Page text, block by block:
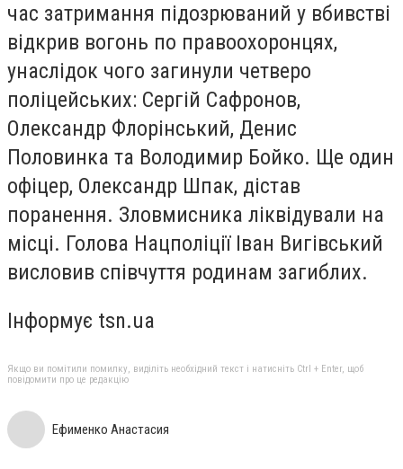
час затримання підозрюваний у вбивстві
відкрив вогонь по правоохоронцях,
унаслідок чого загинули четверо
поліцейських: Сергій Сафронов,
Олександр Флорінський, Денис
Половинка та Володимир Бойко. Ще один
офіцер, Олександр Шпак, дістав
поранення. Зловмисника ліквідували на
місці. Голова Нацполіції Іван Вигівський
висловив співчуття родинам загиблих.
Інформує tsn.ua
Якщо ви помітили помилку, виділіть необхідний текст і натисніть Ctrl + Enter, щоб
повідомити про це редакцію
Ефименко Анастасия